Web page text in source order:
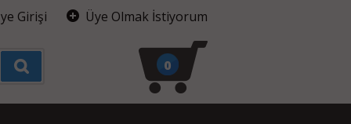
Girişi Üye Olmak İstiyorum
0